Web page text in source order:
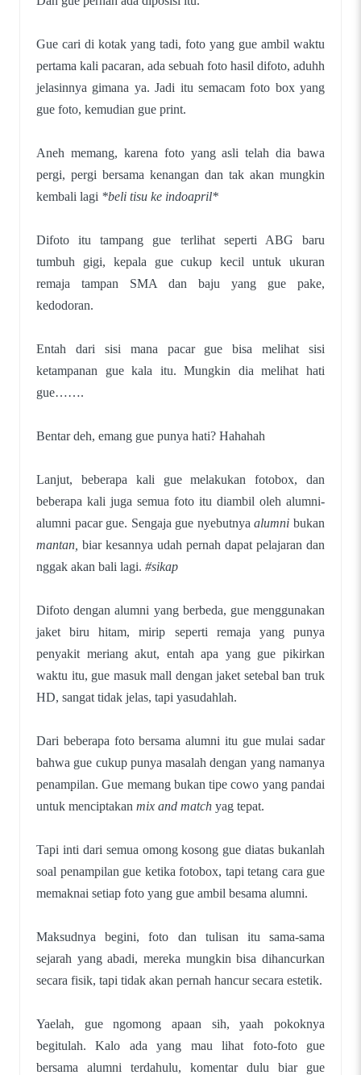
Gue cari di kotak yang tadi, foto yang gue ambil waktu
pertama kali pacaran, ada sebuah foto hasil difoto, aduhh
jelasinnya gimana ya. Jadi itu semacam foto box yang
gue foto, kemudian gue print.
Aneh memang, karena foto yang asli telah dia bawa
pergi, pergi bersama kenangan dan tak akan mungkin
kembali lagi *beli tisu ke indoapril*
Difoto itu tampang gue terlihat seperti ABG baru
tumbuh gigi, kepala gue cukup kecil untuk ukuran
remaja tampan SMA dan baju yang gue pake,
kedodoran.
Entah dari sisi mana pacar gue bisa melihat sisi
ketampanan gue kala itu. Mungkin dia melihat hati
gue…….
Bentar deh, emang gue punya hati? Hahahah
Lanjut, beberapa kali gue melakukan fotobox, dan
beberapa kali juga semua foto itu diambil oleh alumni-
alumni pacar gue. Sengaja gue nyebutnyaalumni bukan
mantan, biar kesannya udah pernah dapat pelajaran dan
nggak akan bali lagi. #sikap
Difoto dengan alumni yang berbeda, gue menggunakan
jaket biru hitam, mirip seperti remaja yang punya
penyakit meriang akut, entah apa yang gue pikirkan
waktu itu, gue masuk mall dengan jaket setebal ban truk
HD, sangat tidak jelas, tapi yasudahlah.
Dari beberapa foto bersama alumni itu gue mulai sadar
bahwa gue cukup punya masalah dengan yang namanya
penampilan. Gue memang bukan tipe cowo yang pandai
untuk menciptakan mix and match yag tepat.
Tapi inti dari semua omong kosong gue diatas bukanlah
soal penampilan gue ketika fotobox, tapi tetang cara gue
memaknai setiap foto yang gue ambil besama alumni.
Maksudnya begini, foto dan tulisan itu sama-sama
sejarah yang abadi, mereka mungkin bisa dihancurkan
secara fisik, tapi tidak akan pernah hancur secara estetik.
Yaelah, gue ngomong apaan sih, yaah pokoknya
begitulah. Kalo ada yang mau lihat foto-foto gue
bersama alumni terdahulu, komentar dulu biar gue